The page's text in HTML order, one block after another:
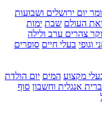
יום ירושלים ושבועות
העולם שבת ימות
צהרים ערב ולילה
וגופי בעלי חיים סופרים
מקצוע המים יום הולדת
אנגלית וחשבון סוף